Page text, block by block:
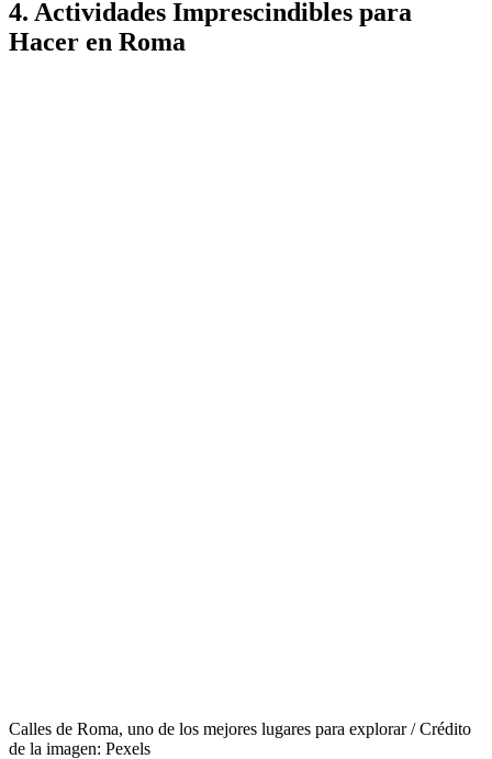
4. Actividades Imprescindibles para
Hacer en Roma
Calles de Roma, uno de los mejores lugares para explorar / Crédito
de la imagen: Pexels